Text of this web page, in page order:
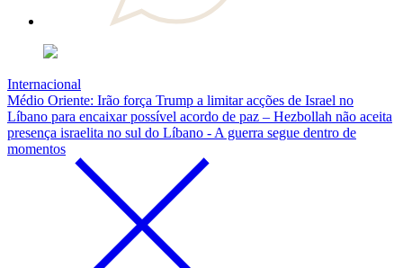
Internacional
Médio Oriente: Irão força Trump a limitar acções de Israel no
Líbano para encaixar possível acordo de paz – Hezbollah não aceita
presença israelita no sul do Líbano - A guerra segue dentro de
momentos